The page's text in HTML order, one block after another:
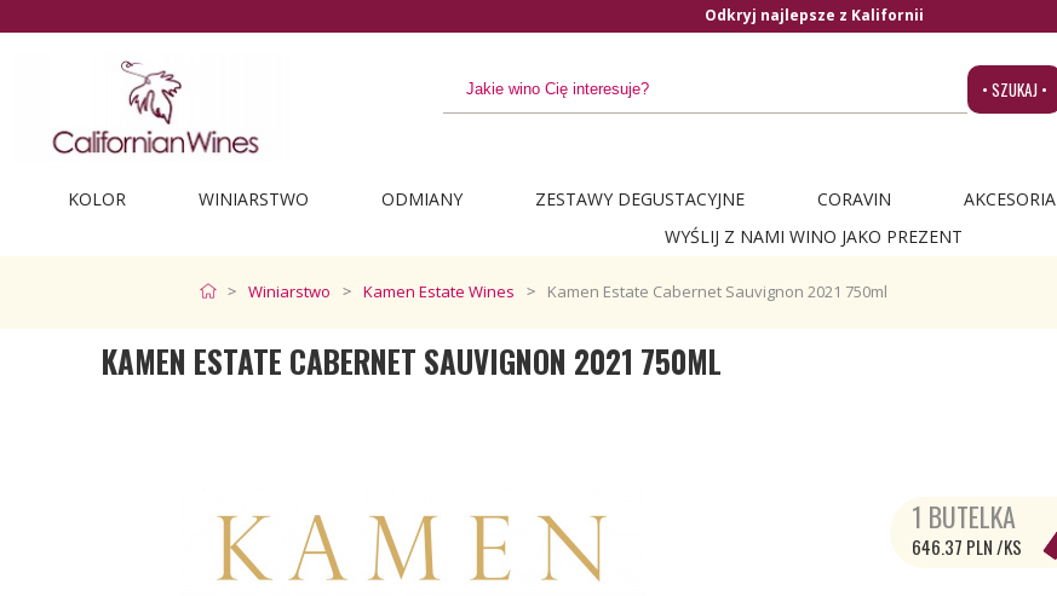
• SZUKAJ •
KOLOR WINIARSTWO ODMIANY ZESTAWY DEGUSTACYJNE CORAVIN AKCESORIA
WYŚLIJ Z NAMI WINO JAKO PREZENT
Winiarstwo Kamen Estate Wines Kamen Estate Cabernet Sauvignon 2021 750ml
KAMEN ESTATE CABERNET SAUVIGNON 2021 750ML
1 BUTELKA
646.37 PLN /KS